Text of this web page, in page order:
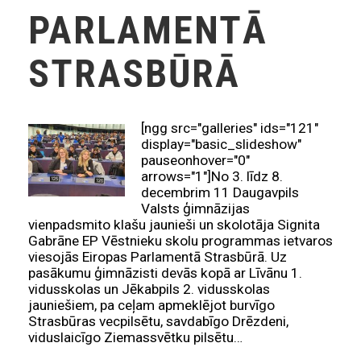
PARLAMENTĀ
STRASBŪRĀ
[ngg src="galleries" ids="121"
display="basic_slideshow"
pauseonhover="0"
arrows="1"]No 3. līdz 8.
decembrim 11 Daugavpils
Valsts ģimnāzijas
vienpadsmito klašu jaunieši un skolotāja Signita
Gabrāne EP Vēstnieku skolu programmas ietvaros
viesojās Eiropas Parlamentā Strasbūrā. Uz
pasākumu ģimnāzisti devās kopā ar Līvānu 1.
vidusskolas un Jēkabpils 2. vidusskolas
jauniešiem, pa ceļam apmeklējot burvīgo
Strasbūras vecpilsētu, savdabīgo Drēzdeni,
viduslaicīgo Ziemassvētku pilsētu…